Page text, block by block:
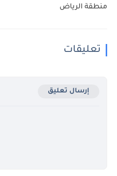
منطقة الرياض
تعليقات
إرسال تعليق